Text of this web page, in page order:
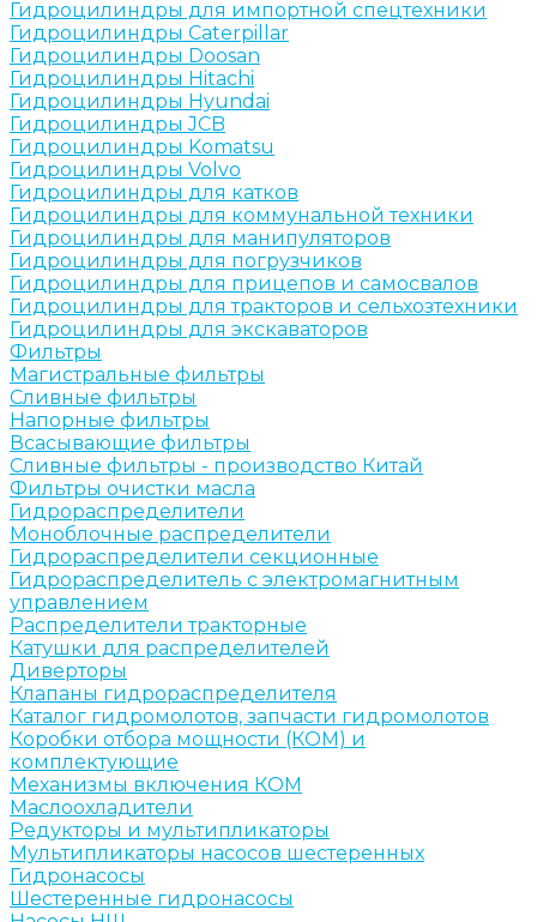
Гидроцилиндры для импортной спецтехники
Гидроцилиндры Caterpillar
Гидроцилиндры Doosan
Гидроцилиндры Hitachi
Гидроцилиндры Hyundai
Гидроцилиндры JCB
Гидроцилиндры Komatsu
Гидроцилиндры Volvo
Гидроцилиндры для катков
Гидроцилиндры для коммунальной техники
Гидроцилиндры для манипуляторов
Гидроцилиндры для погрузчиков
Гидроцилиндры для прицепов и самосвалов
Гидроцилиндры для тракторов и сельхозтехники
Гидроцилиндры для экскаваторов
Фильтры
Магистральные фильтры
Сливные фильтры
Напорные фильтры
Всасывающие фильтры
Сливные фильтры - производство Китай
Фильтры очистки масла
Гидрораспределители
Моноблочные распределители
Гидрораспределители секционные
Гидрораспределитель с электромагнитным
управлением
Распределители тракторные
Катушки для распределителей
Диверторы
Клапаны гидрораспределителя
Каталог гидромолотов, запчасти гидромолотов
Коробки отбора мощности (КОМ) и
комплектующие
Механизмы включения КОМ
Маслоохладители
Редукторы и мультипликаторы
Мультипликаторы насосов шестеренных
Гидронасосы
Шестеренные гидронасосы